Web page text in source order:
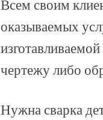
Всем своим
оказываемых
чертежу либо
Нужна сварка